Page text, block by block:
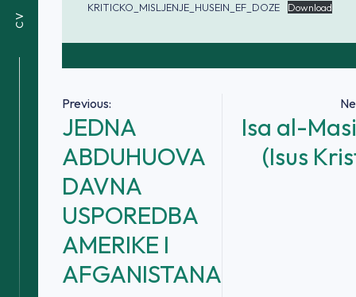
CV
KRITICKO_MISLJENJE_HUSEIN_EF_DOZE Download
Navigacija
članaka
Previous:
JEDNA
ABDUHUOVA
DAVNA
USPOREDBA
AMERIKE I
AFGANISTANA
Isa al-
(Isus